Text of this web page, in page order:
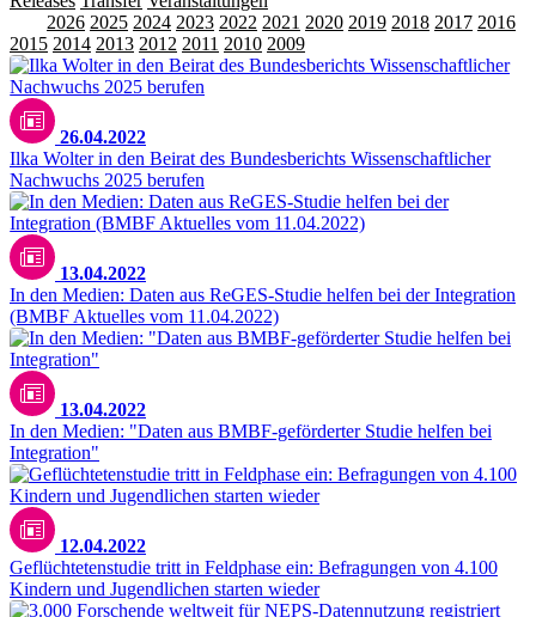
2026 2025 2024 2023 2022 2021 2020 2019 2018 2017 2016
2015 2014 2013 2012 2011 2010 2009
26.04.2022
Ilka Wolter in den Beirat des Bundesberichts Wissenschaftlicher
Nachwuchs 2025 berufen
13.04.2022
In den Medien: Daten aus ReGES-Studie helfen bei der Integration
(BMBF Aktuelles vom 11.04.2022)
13.04.2022
In den Medien: "Daten aus BMBF-geförderter Studie helfen bei
Integration"
12.04.2022
Geflüchtetenstudie tritt in Feldphase ein: Befragungen von 4.100
Kindern und Jugendlichen starten wieder